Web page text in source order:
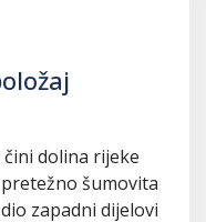
dolina rijeke
šumovita
zapadni dijelovi